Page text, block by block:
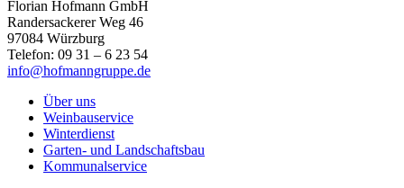
Florian Hofmann GmbH
Randersackerer Weg 46
97084 Würzburg
Telefon: 09 31 – 6 23 54
info@hofmanngruppe.de
Über uns
Weinbauservice
Winterdienst
Garten- und Landschaftsbau
Kommunalservice